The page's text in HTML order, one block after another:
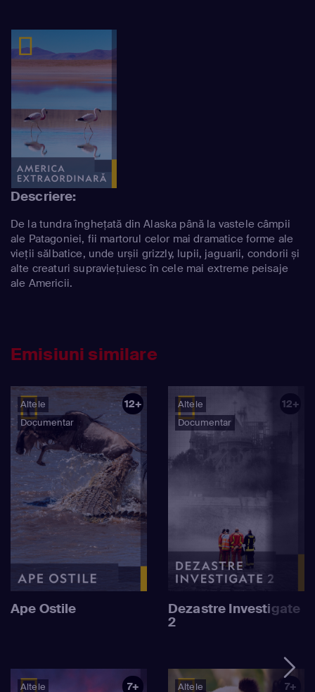
Descriere:
De la tundra înghețată din Alaska până la vastele câmpii
ale Patagoniei, fii martorul celor mai dramatice forme ale
vieții sălbatice, unde urșii grizzly, lupii, jaguarii, condorii și
alte creaturi supraviețuiesc în cele mai extreme peisaje
ale Americii.
Emisiuni similare
Altele
Documentar
12+
Ape Ostile
Altele
Documentar
12+
Dezastre Investigate
2
Altele
7+
Altele
7+